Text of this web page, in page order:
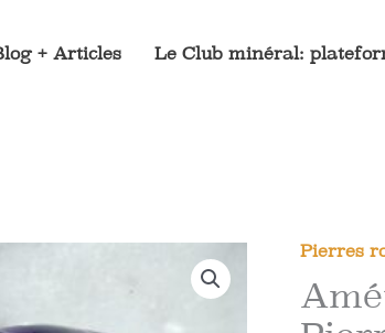
+ Articles Le Club minéral:
Pierres